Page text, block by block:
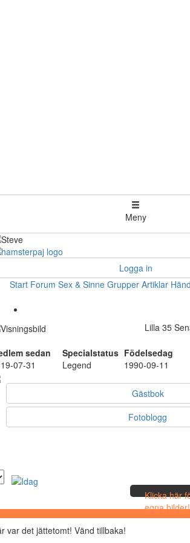
Meny
Logga in
Start Forum Sex & Sinne Grupper Artiklar
Lilla 35
sedan Specialstatus Födelsedag
07-31
Legend 1990-09-11
Gästbok
Fotoblogg
Klicka här
egna bilder!
var det jättetomt! Vänd tillbaka!